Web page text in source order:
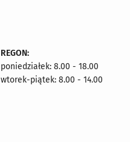
REGON:
poniedziałek: 8.00 - 18.00
wtorek-piątek: 8.00 - 14.00